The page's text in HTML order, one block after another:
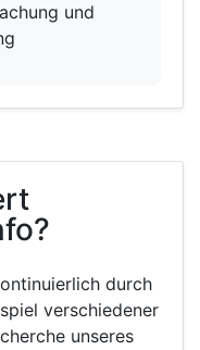
und
durch
verschiedener
unseres